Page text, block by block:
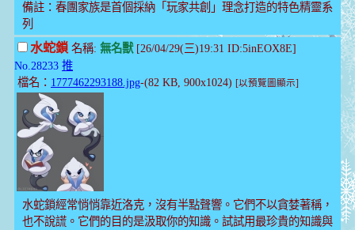
備註：春團家族是首個採納「玩家共創」理念打造的特色精靈系
列
水蛇鎖 名稱: 無名獸[26/04/29(三)19:31 ID:5inEOX8E]
No.28233 推
檔名： 1777462293188.jpg-(82 KB, 900x1024) [以預覽圖顯示]
水蛇鎖經常悄悄靠近洛克，沒有半點聲響。它們不以貪婪著稱，
也不說謊。它們的目的是汲取你的知識。試試用最珍貴的知識與